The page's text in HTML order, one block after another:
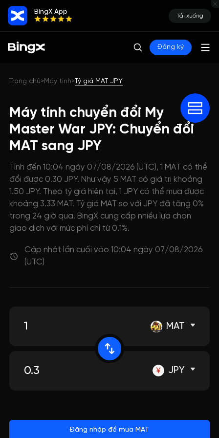
BingX App
Tải xuống
Đăng ký
Trang chủ>Máy tính>Tỷ giá MAT JPY
Máy tính chuyển đổi My
Master War JPY: Chuyển đổi
MAT sang JPY
Tính đến 10:04 ngày 07/08/2026 (UTC), 1 MAT có thể
đổi được 0.30 JPY. Như vậy 5 MAT có giá trị khoảng
1.50 JPY. Theo tỷ giá hiện tại, 1 JPY có thể mua được
khoảng 3.33 MAT. Tỷ giá MAT so với JPY đã tăng 0%
trong 24 giờ qua. BingX cung cấp nhiều lựa chọn
giao dịch với mức phí chỉ từ 0.1%.
Cập nhật lần cuối vào 10:04 ngày 07/08/2026
(UTC)
MAT
JPY
Đăng nhập để mua MAT